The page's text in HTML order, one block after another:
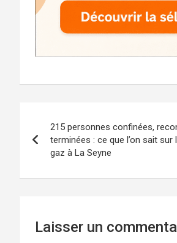
de
l’article
215 personnes confinées,
terminées : ce que l’on sait sur
gaz à La Seyne
Laisser un